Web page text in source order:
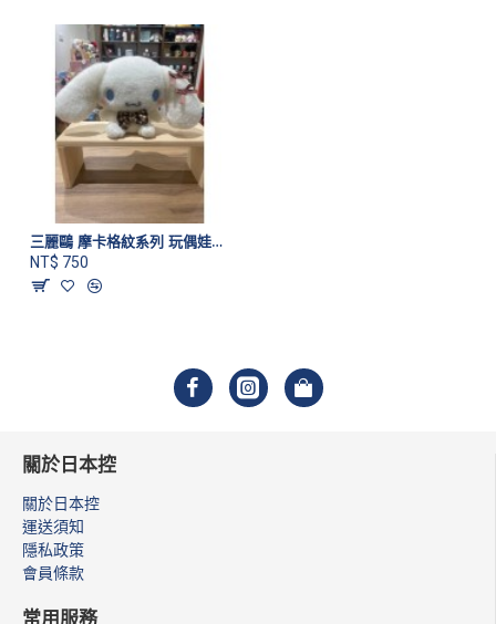
三麗鷗 摩卡格紋系列 玩偶娃娃 大耳狗款
NT$ 750
關於日本控
關於日本控
運送須知
隱私政策
會員條款
常用服務